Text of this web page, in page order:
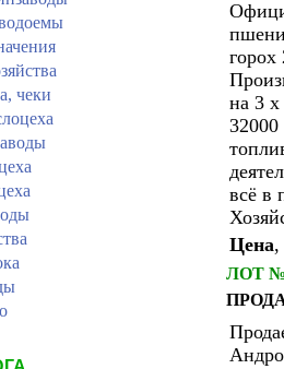
чеки
горох
на 3 х
всё в
Цена,
ЛОТ